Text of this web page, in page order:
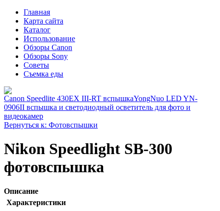
Главная
Карта сайта
Каталог
Использование
Обзоры Canon
Обзоры Sony
Советы
Съемка еды
Canon Speedlite 430EX III-RT вспышкаYongNuo LED YN-
0906II вспышка и светодиодный осветитель для фото и
видеокамер
Вернуться к: Фотовспышки
Nikon Speedlight SB-300
фотовспышка
Описание
Характеристики